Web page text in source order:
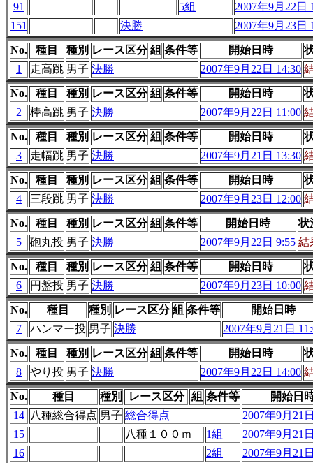
91
5組
2007年9月22日
151
決勝 2007年9月23日
No. 種目 種別 レース区分 組 条件等 開始日時
1
走高跳 男子 決勝 2007年9月22日 14:30
No. 種目 種別 レース区分 組 条件等 開始日時
2
棒高跳 男子 決勝 2007年9月22日 11:00
No. 種目 種別 レース区分 組 条件等 開始日時
3
走幅跳 男子 決勝 2007年9月21日 13:30
No. 種目 種別 レース区分 組 条件等 開始日時
4
三段跳 男子 決勝 2007年9月23日 12:00
No. 種目 種別 レース区分 組 条件等 開始日時
状
5
砲丸投 男子 決勝 2007年9月22日 9:55 結
No. 種目 種別 レース区分 組 条件等 開始日時
6
円盤投 男子 決勝 2007年9月23日 10:00
No. 種目 種別 レース区分 組 条件等
開始日時
7
ハンマー投 男子 決勝 2007年9月21日
No. 種目 種別 レース区分 組 条件等 開始日時
8
やり投 男子 決勝 2007年9月22日 14:00
No. 種目 種別 レース区分 組 条件等
開始日
14 八種総合得点 男子 総合得点
2007年9月21
15
八種１００ｍ 1組
2007年9月21
16
2組 2007年9月21